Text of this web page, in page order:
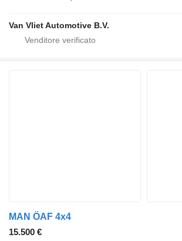
Van Vliet Automotive B.V.
MAN ÖAF 4x4
15.500 €